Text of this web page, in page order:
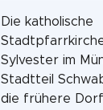
Die katholische
Sylvester im
Stadtteil
die frühere